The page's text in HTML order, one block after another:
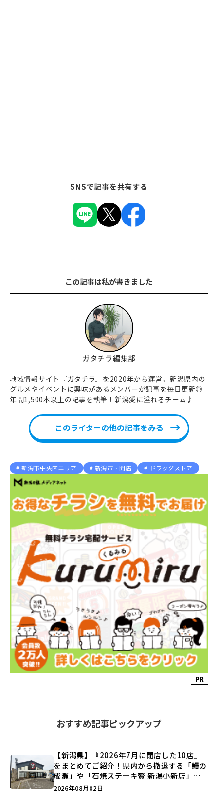
SNSで記事を共有する
この記事は私が書きました
ガタチラ編集部
地域情報サイト『ガタチラ』を2020年から運営。新潟県内の
グルメやイベントに興味があるメンバーが記事を毎日更新◎
年間1,500本以上の記事を執筆！新潟愛に溢れるチーム♪
このライターの他の記事をみる
新潟市中央区エリア 新潟市・開店 ドラッグストア
PR
おすすめ記事ピックアップ
【新潟県】『2026年7月に閉店した10店』
をまとめてご紹介！県内から撤退する「鰻の
成瀬」や「石焼ステーキ贅 新潟小新店」が
営業に幕…。
2026年08月02日